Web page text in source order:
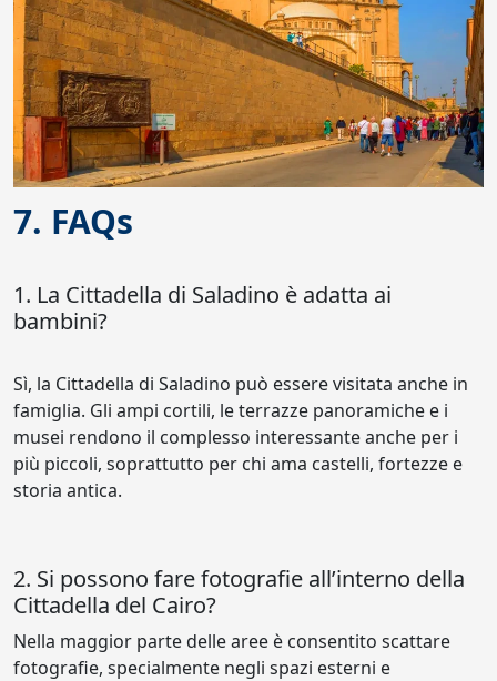
7. FAQs
1. La Cittadella di Saladino è adatta ai
bambini?
Sì, la Cittadella di Saladino può essere visitata anche in
famiglia. Gli ampi cortili, le terrazze panoramiche e i
musei rendono il complesso interessante anche per i
più piccoli, soprattutto per chi ama castelli, fortezze e
storia antica.
2. Si possono fare fotografie all’interno della
Cittadella del Cairo?
Nella maggior parte delle aree è consentito scattare
fotografie, specialmente negli spazi esterni e